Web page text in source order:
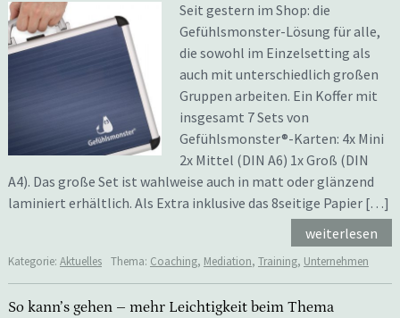
Seit gestern im Shop: die
Gefühlsmonster-Lösung für alle,
die sowohl im Einzelsetting als
auch mit unterschiedlich großen
Gruppen arbeiten. Ein Koffer mit
insgesamt 7 Sets von
Gefühlsmonster®-Karten: 4x Mini
2x Mittel (DIN A6) 1x Groß (DIN
A4). Das große Set ist wahlweise auch in matt oder glänzend
laminiert erhältlich. Als Extra inklusive das 8seitige Papier […]
weiterlesen
Kategorie: Aktuelles Thema: Coaching, Mediation, Training, Unternehmen
So kann’s gehen – mehr Leichtigkeit beim Thema